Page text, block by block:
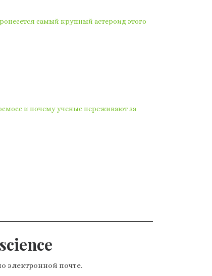
самый крупный астероид этого
и почему ученые переживают за
электронной почте.